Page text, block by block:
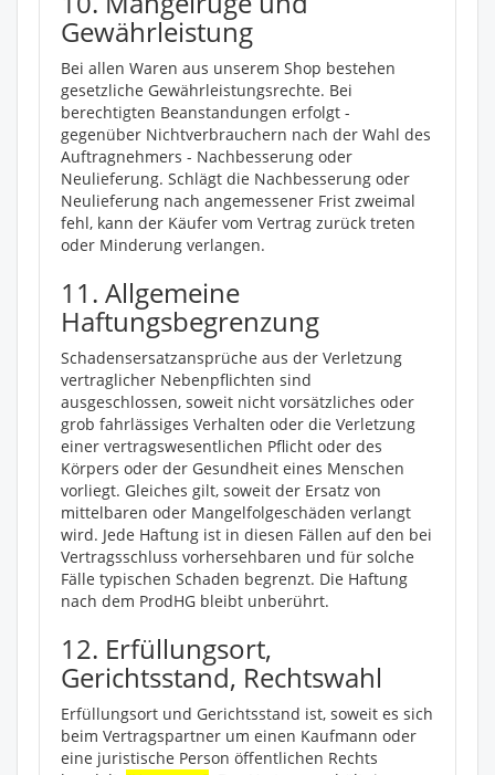
Gewährleistung
Bei allen Waren aus unserem Shop bestehen
gesetzliche Gewährleistungsrechte. Bei
berechtigten Beanstandungen erfolgt -
gegenüber Nichtverbrauchern nach der Wahl des
Auftragnehmers - Nachbesserung oder
Neulieferung. Schlägt die Nachbesserung oder
Neulieferung nach angemessener Frist zweimal
fehl, kann der Käufer vom Vertrag zurück treten
oder Minderung verlangen.
11. Allgemeine
Haftungsbegrenzung
Schadensersatzansprüche aus der Verletzung
vertraglicher Nebenpflichten sind
ausgeschlossen, soweit nicht vorsätzliches oder
grob fahrlässiges Verhalten oder die Verletzung
einer vertragswesentlichen Pflicht oder des
Körpers oder der Gesundheit eines Menschen
vorliegt. Gleiches gilt, soweit der Ersatz von
mittelbaren oder Mangelfolgeschäden verlangt
wird. Jede Haftung ist in diesen Fällen auf den bei
Vertragsschluss vorhersehbaren und für solche
Fälle typischen Schaden begrenzt. Die Haftung
nach dem ProdHG bleibt unberührt.
12. Erfüllungsort,
Gerichtsstand, Rechtswahl
Erfüllungsort und Gerichtsstand ist, soweit es sich
beim Vertragspartner um einen Kaufmann oder
eine juristische Person öffentlichen Rechts